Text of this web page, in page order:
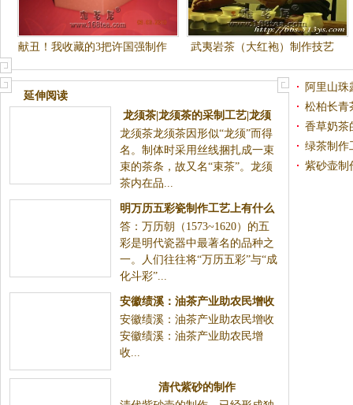
献丑！我收藏的3把许国强制作
的全手工壶
武夷岩茶（大红袍）制作技艺
传承人
延伸阅读
龙须茶|龙须茶的采制工艺|龙须
茶的炒制技术
龙须茶龙须茶因形似“龙须”而得
名。制体时采用丝线捆扎成一束
束的茶条，故又名“束茶”。龙须
茶内在品...
明万历五彩瓷制作工艺上有什么
特色？—瓷器问答第五十三问
答：万历朝（1573~1620）的五
彩是明代瓷器中最著名的品种之
一。人们往往将“万历五彩”与“成
化斗彩”...
安徽绩溪：油茶产业助农民增收
安徽绩溪：油茶产业助农民增收
安徽绩溪：油茶产业助农民增
收...
清代紫砂的制作
阿里山珠
松柏长青
香草奶
绿茶制作
紫砂壶制